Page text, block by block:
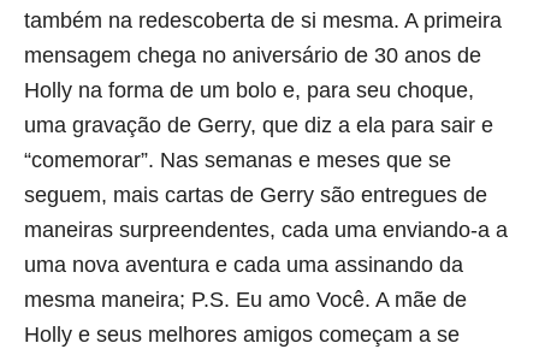
também na redescoberta de si mesma. A primeira
mensagem chega no aniversário de 30 anos de
Holly na forma de um bolo e, para seu choque,
uma gravação de Gerry, que diz a ela para sair e
“comemorar”. Nas semanas e meses que se
seguem, mais cartas de Gerry são entregues de
maneiras surpreendentes, cada uma enviando-a a
uma nova aventura e cada uma assinando da
mesma maneira; P.S. Eu amo Você. A mãe de
Holly e seus melhores amigos começam a se